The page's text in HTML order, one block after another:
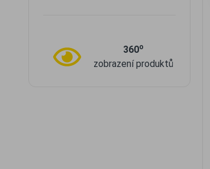
360o
zobrazení produktů